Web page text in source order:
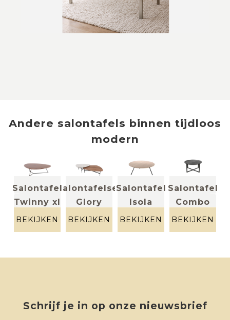
Andere salontafels binnen tijdloos
modern
Salontafel
Twinny xl
noten +
metaal
BEKIJKEN
Salontafelset
Glory
noten +
HPL
BEKIJKEN
Salontafel
Isola
eik
BEKIJKEN
Salontafel
Combo
eik zwart
BEKIJKEN
Schrijf je in op onze nieuwsbrief